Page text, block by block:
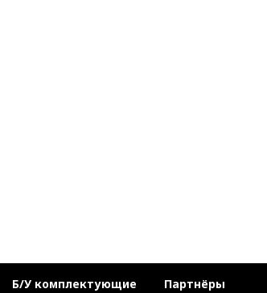
Б/У комплектующие Партнёры